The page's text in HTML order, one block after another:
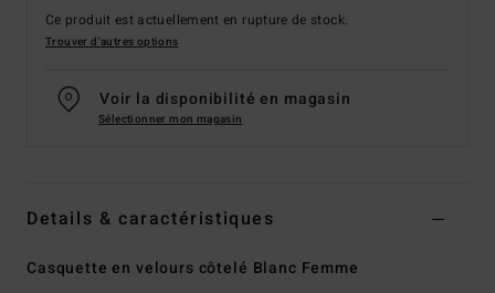
Ce produit est actuellement en rupture de stock.
Trouver d'autres options
Voir la disponibilité en magasin
Sélectionner mon magasin
Details & caractéristiques
Casquette en velours côtelé Blanc Femme